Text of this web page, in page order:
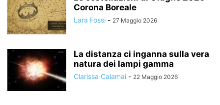
Corona Boreale
Lara Fossi - 27 Maggio 2026
La distanza ci inganna sulla vera
natura dei lampi gamma
Clarissa Calamai - 22 Maggio 2026